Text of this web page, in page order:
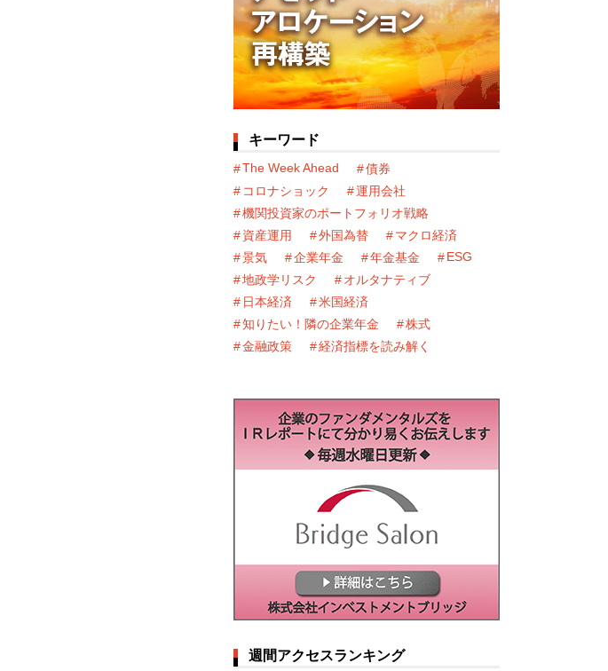
キーワード
The Week Ahead
債券
コロナショック
運用会社
機関投資家のポートフォリオ戦略
資産運用
外国為替
マクロ経済
景気
企業年金 年金基金
ESG
地政学リスク
オルタナティブ
日本経済
米国経済
知りたい！隣の企業年金
株式
金融政策
経済指標を読み解く
週間アクセスランキング